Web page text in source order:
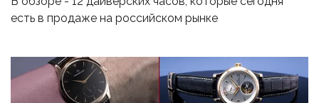
есть в продаже на российском рынке